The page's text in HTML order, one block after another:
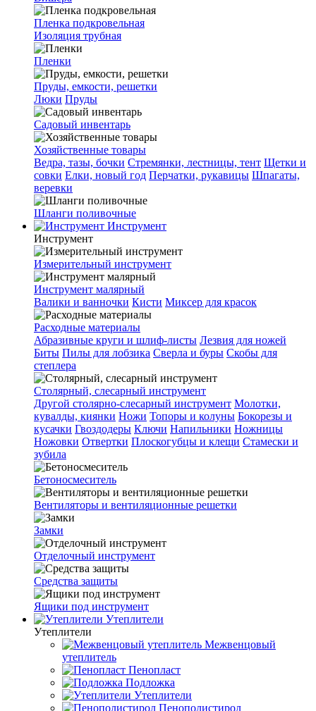
Пленка подкровельная
Изоляция трубная
Пленки
Пруды, емкости, решетки
Люки Пруды
Садовый инвентарь
Хозяйственные товары
Ведра, тазы, бочки Стремянки, лестницы, тент Щетки и
совки Елки, новый год Перчатки, рукавицы Шпагаты,
веревки
Шланги поливочные
Инструмент
Инструмент
Измерительный инструмент
Инструмент малярный
Валики и ванночки Кисти Миксер для красок
Расходные материалы
Абразивные круги и шлиф-листы Лезвия для ножей
Биты Пилы для лобзика Сверла и буры Скобы для
степлера
Столярный, слесарный инструмент
Другой столярно-слесарный инструмент Молотки,
кувалды, киянки Ножи Топоры и колуны Бокорезы и
кусачки Гвоздодеры Ключи Напильники Ножницы
Ножовки Отвертки Плоскогубцы и клещи Стамески и
зубила
Бетоносмеситель
Вентиляторы и вентиляционные решетки
Замки
Отделочный инструмент
Средства защиты
Ящики под инструмент
Утеплители
Утеплители
Межвенцовый
утеплитель
Пенопласт
Подложка
Утеплители
Пенополистирол